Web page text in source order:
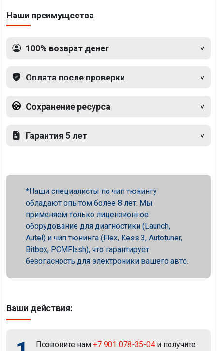
Наши преимущества
100% возврат денег
Оплата после проверки
Сохранение ресурса
Гарантия 5 лет
Наши специалисты по чип тюнингу
обладают опытом более 8 лет. Мы
применяем только лицензионное
оборудование для диагностики (Launch,
Autel) и чип тюнинга (Flex, Kess 3, Autotuner,
Bitbox, PCMFlash), что гарантирует
безопасность для электроники вашего авто.
Ваши действия:
Позвоните нам +7 901 078-35-04 и получите